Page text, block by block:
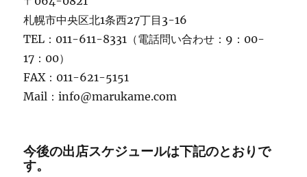
札幌市中央区北1条西27丁目3-16
TEL：011-611-8331（電話問い合わせ：9：00-
17：00）
FAX：011-621-5151
Mail：info@marukame.com
今後の出店スケジュールは下記のとおりで
す。